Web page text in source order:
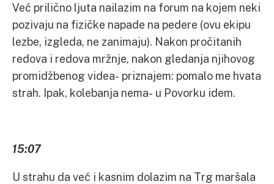
Već prilično ljuta nailazim na forum na kojem neki
pozivaju na fizičke napade na pedere (ovu ekipu
lezbe, izgleda, ne zanimaju). Nakon pročitanih
redova i redova mržnje, nakon gledanja njihovog
promidžbenog videa- priznajem: pomalo me hvata
strah. Ipak, kolebanja nema- u Povorku idem.
15:07
U strahu da već i kasnim dolazim na Trg maršala